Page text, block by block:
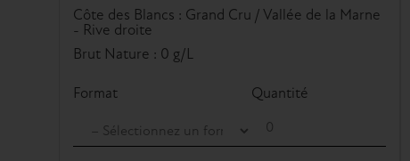
Côte des Blancs : Grand Cru / Vallée de la Marne
- Rive droite
Brut Nature : 0 g/L
Format Quantité